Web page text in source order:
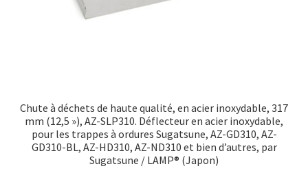
Chute à déchets de haute qualité, en acier inoxydable, 317
mm (12,5 »), AZ-SLP310. Déflecteur en acier inoxydable,
pour les trappes à ordures Sugatsune, AZ-GD310, AZ-
GD310-BL, AZ-HD310, AZ-ND310 et bien d’autres, par
Sugatsune / LAMP® (Japon)